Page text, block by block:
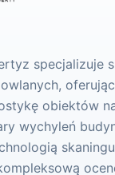
specjalizuje
obiektów
wychyleń